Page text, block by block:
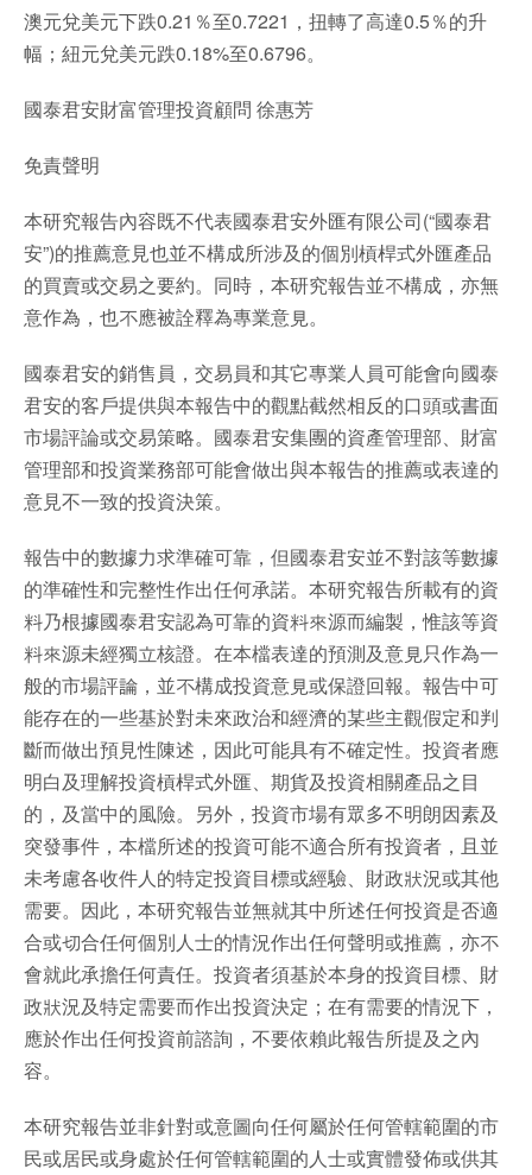
澳元兌美元下跌0.21％至0.7221，扭轉了高達0.5％的升
幅；紐元兌美元跌0.18%至0.6796。
國泰君安財富管理投資顧問 徐惠芳
免責聲明
本研究報告內容既不代表國泰君安外匯有限公司(“國泰君
安”)的推薦意見也並不構成所涉及的個別槓桿式外匯產品
的買賣或交易之要約。同時，本研究報告並不構成，亦無
意作為，也不應被詮釋為專業意見。
國泰君安的銷售員，交易員和其它專業人員可能會向國泰
君安的客戶提供與本報告中的觀點截然相反的口頭或書面
市場評論或交易策略。國泰君安集團的資產管理部、財富
管理部和投資業務部可能會做出與本報告的推薦或表達的
意見不一致的投資決策。
報告中的數據力求準確可靠，但國泰君安並不對該等數據
的準確性和完整性作出任何承諾。本研究報告所載有的資
料乃根據國泰君安認為可靠的資料來源而編製，惟該等資
料來源未經獨立核證。在本檔表達的預測及意見只作為一
般的市場評論，並不構成投資意見或保證回報。報告中可
能存在的一些基於對未來政治和經濟的某些主觀假定和判
斷而做出預見性陳述，因此可能具有不確定性。投資者應
明白及理解投資槓桿式外匯、期貨及投資相關產品之目
的，及當中的風險。另外，投資市場有眾多不明朗因素及
突發事件，本檔所述的投資可能不適合所有投資者，且並
未考慮各收件人的特定投資目標或經驗、財政狀況或其他
需要。因此，本研究報告並無就其中所述任何投資是否適
合或切合任何個別人士的情況作出任何聲明或推薦，亦不
會就此承擔任何責任。投資者須基於本身的投資目標、財
政狀況及特定需要而作出投資決定；在有需要的情況下，
應於作出任何投資前諮詢，不要依賴此報告所提及之內
容。
本研究報告並非針對或意圖向任何屬於任何管轄範圍的市
民或居民或身處於任何管轄範圍的人士或實體發佈或供其